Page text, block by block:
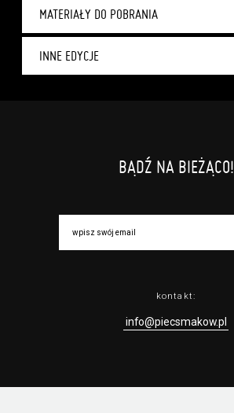
MATERIAŁY DO POBRANIA
INNE EDYCJE
BĄDŹ NA BIEŻĄCO!
kontakt:
info@piecsmakow.pl